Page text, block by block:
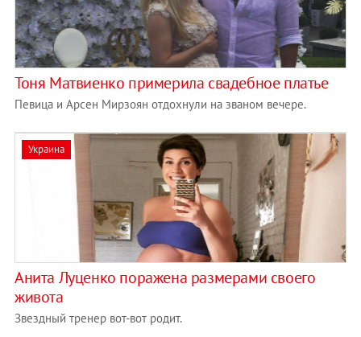
Тоня Матвиенко примерила свадебное платье
Певица и Арсен Мирзоян отдохнули на званом вечере.
Украина
Анита Луценко поражена размерами своего
живота
Звездный тренер вот-вот родит.